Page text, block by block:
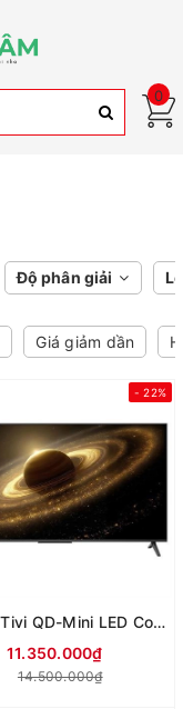
0
Độ phân giải
Giá giảm dần
- 22%
Google Tivi QD-Mini LED Coocaa 4K 65 inch 65V75 (Mới 2025)
11.350.000₫
14.500.000₫